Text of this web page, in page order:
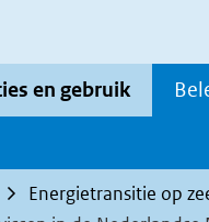
en gebruik
Energietransitie op